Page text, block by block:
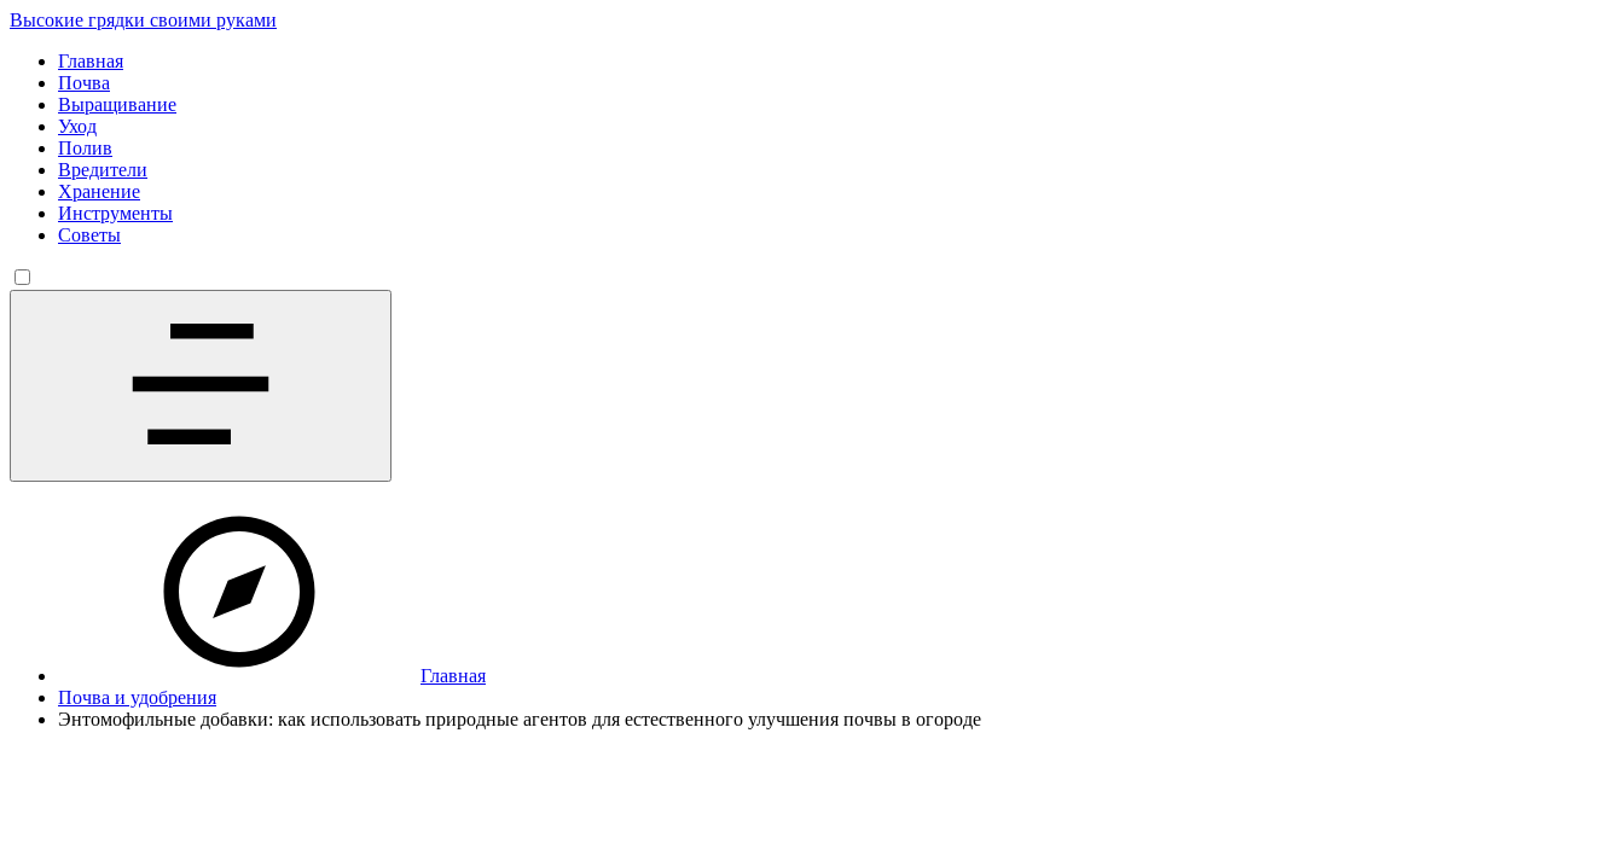
Высокие грядки своими руками
Главная
Почва
Выращивание
Уход
Полив
Вредители
Хранение
Инструменты
Советы
Главная
Почва и удобрения
Энтомофильные добавки: как использовать природные агентов для естественного улучшения почвы в огороде